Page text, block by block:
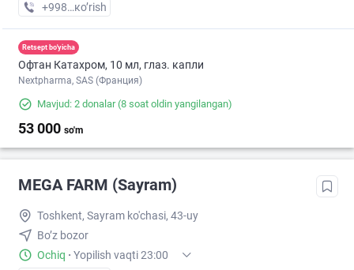
+998 (71) XXX-XX-XX
кo’rish
Retsept bo'yicha
Офтан Катахром, 10 мл, глаз. капли
Nextpharma, SAS (Франция)
Mavjud: 2 donalar(8 soat oldin yangilangan)
53 000 so'm
MEGA FARM (Sayram)
Toshkent, Sayram ko'chasi, 43-uy
Bo’z bozor
Ochiq · Yopilish vaqti 23:00